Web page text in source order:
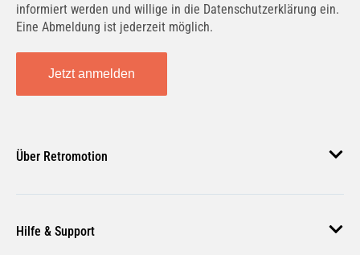
informiert werden und willige in die Datenschutzerklärung ein.
Eine Abmeldung ist jederzeit möglich.
Jetzt anmelden
Über Retromotion
Unsere Jobs
Hilfe & Support